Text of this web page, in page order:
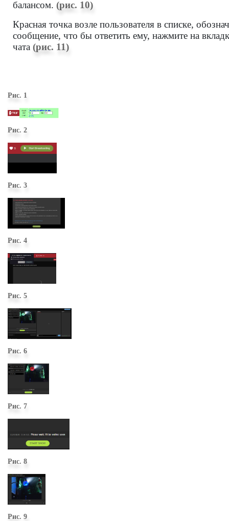
балансом. (рис. 10)
Красная точка возле пользователя в списке,
сообщение, что бы ответить ему, нажмите на
чата (рис. 11)
Рис. 1
Рис. 2
Рис. 3
Рис. 4
Рис. 5
Рис. 6
Рис. 7
Рис. 8
Рис. 9